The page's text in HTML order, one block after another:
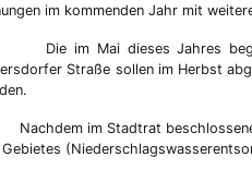
im kommenden Jahr mit
im Mai dieses Jahres
Straße sollen im Herbst
im Stadtrat beschlossenen